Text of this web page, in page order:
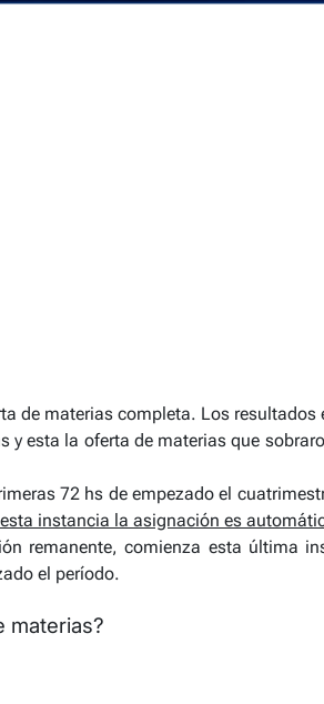
de materias completa. Los
y esta la oferta de materias que
72 hs de empezado el
instancia la asignación es
remanente, comienza esta última
el período.
materias?